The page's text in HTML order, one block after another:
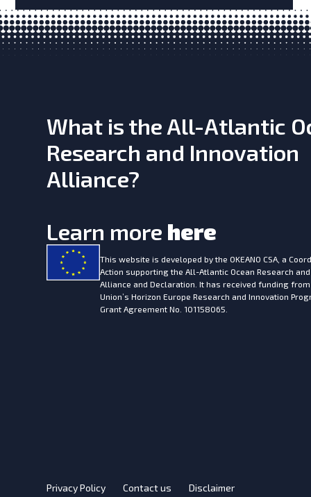
What is the All-Atlantic
Research and Innovation
Alliance?
Learn more here
This website is developed by the OKEANO CSA, a
Action supporting the All-Atlantic Ocean Research
Alliance and Declaration. It has received funding
Union’s Horizon Europe Research and Innovation
Grant Agreement No. 101158065.
Privacy Policy Contact us Disclaimer